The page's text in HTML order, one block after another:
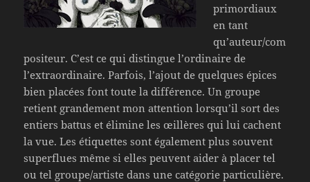
primordiaux
en tant
qu’auteur/com
positeur. C’est ce qui distingue l’ordinaire de
l’extraordinaire. Parfois, l’ajout de quelques épices
bien placées font toute la différence. Un groupe
retient grandement mon attention lorsqu’il sort des
entiers battus et élimine les œillères qui lui cachent
la vue. Les étiquettes sont également plus souvent
superflues même si elles peuvent aider à placer tel
ou tel groupe/artiste dans une catégorie particulière.